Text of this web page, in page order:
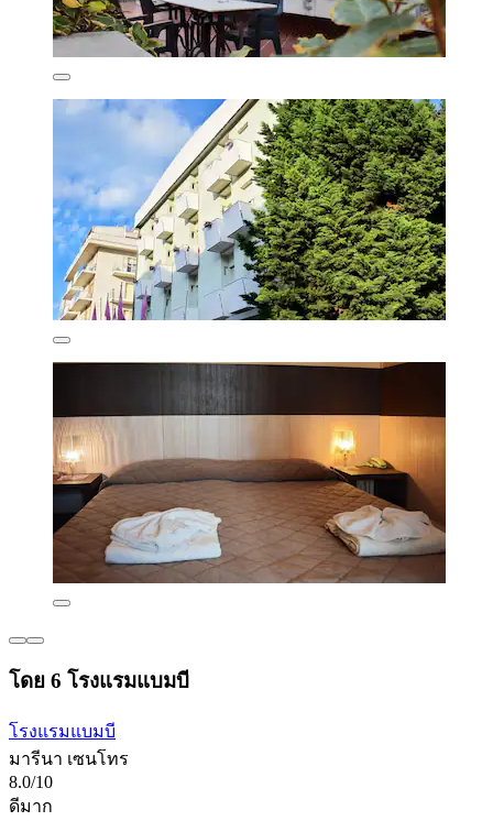
โดย 6 โรงแรมแบมบี
โรงแรมแบมบี
มารีนา เซนโทร
8.0/10
ดีมาก